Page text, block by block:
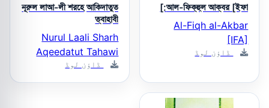
আল-ফিক্‌হুল আক্‌বর [ইফা:]
Al-Fiqh al-Akbar
[IFA]
ڈاؤن لوڈ
নূরুল লাআ-লী শরহে আকিদাতুত
ত্বাহাবী
Nurul Laali Sharh
Aqeedatut Tahawi
ڈاؤن لوڈ